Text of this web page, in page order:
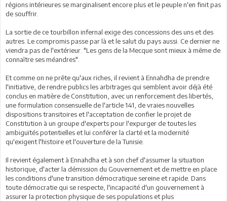
régions intérieures se marginalisent encore plus et le peuple n'en finit pas
de souffrir.
La sortie de ce tourbillon infernal exige des concessions des uns et des
autres. Le compromis passe par là et le salut du pays aussi. Ce dernier ne
viendra pas de l'extérieur. "Les gens de la Mecque sont mieux à même de
connaître ses méandres".
Et comme on ne prête qu'aux riches, il revient à Ennahdha de prendre
l'initiative, de rendre publics les arbitrages qui semblent avoir déjà été
conclus en matière de Constitution, avec un renforcement des libertés,
une formulation consensuelle de l'article 141, de vraies nouvelles
dispositions transitoires et l'acceptation de confier le projet de
Constitution à un groupe d'experts pour l'expurger de toutes les
ambiguïtés potentielles et lui conférer la clarté et la modernité
qu'exigent l'histoire et l'ouverture de la Tunisie.
Il revient également à Ennahdha et à son chef d'assumer la situation
historique, d'acter la démission du Gouvernement et de mettre en place
les conditions d'une transition démocratique sereine et rapide. Dans
toute démocratie qui se respecte, l'incapacité d'un gouvernement à
assurer la protection physique de ses populations et plus